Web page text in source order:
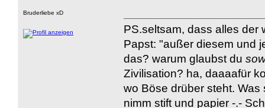
Bruderliebe xD
PS.seltsam, dass alles der
Papst: "außer diesem und
das? warum glaubst du
Zivilisation? ha, daaaafür
wo Böse drüber steht.
nimm stift und papier -.-